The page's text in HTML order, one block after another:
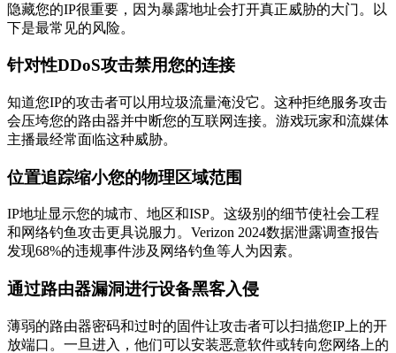
隐藏您的IP很重要，因为暴露地址会打开真正威胁的大门。以
下是最常见的风险。
针对性DDoS攻击禁用您的连接
知道您IP的攻击者可以用垃圾流量淹没它。这种拒绝服务攻击
会压垮您的路由器并中断您的互联网连接。游戏玩家和流媒体
主播最经常面临这种威胁。
位置追踪缩小您的物理区域范围
IP地址显示您的城市、地区和ISP。这级别的细节使社会工程
和网络钓鱼攻击更具说服力。Verizon 2024数据泄露调查报告
发现68%的违规事件涉及网络钓鱼等人为因素。
通过路由器漏洞进行设备黑客入侵
薄弱的路由器密码和过时的固件让攻击者可以扫描您IP上的开
放端口。一旦进入，他们可以安装恶意软件或转向您网络上的